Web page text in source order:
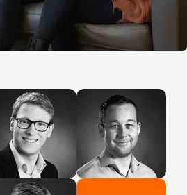
Daniel
CTO / Gründer
Fabian
COO / Gründer